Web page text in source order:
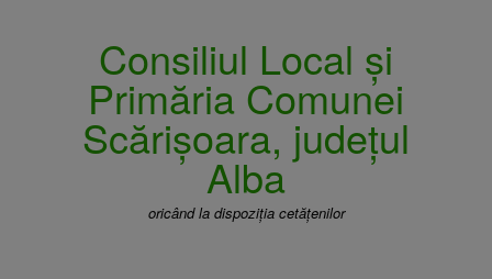
Consiliul Local și
Primăria Comunei
Scărișoara, județul
Alba
oricând la dispoziția cetățenilor